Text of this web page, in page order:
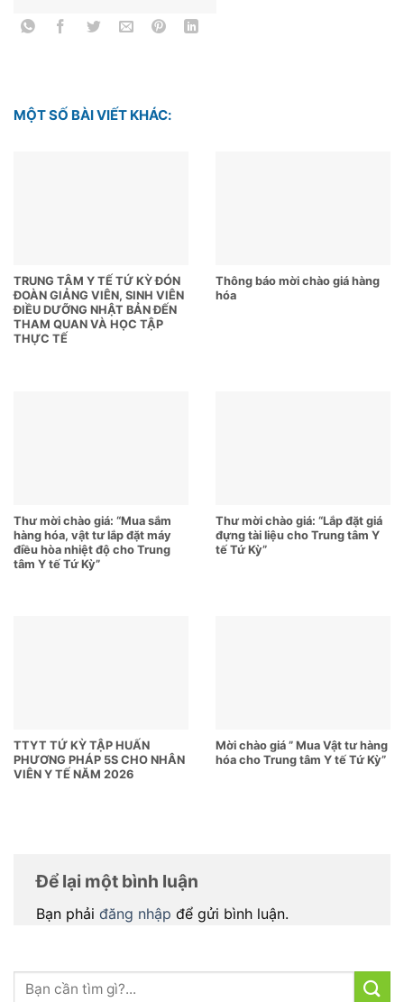
MỘT SỐ BÀI VIẾT KHÁC:
TRUNG TÂM Y TẾ TỨ KỲ ĐÓN
ĐOÀN GIẢNG VIÊN, SINH VIÊN
ĐIỀU DƯỠNG NHẬT BẢN ĐẾN
THAM QUAN VÀ HỌC TẬP
THỰC TẾ
Thông báo mời chào giá hàng
hóa
Thư mời chào giá: “Mua sắm
hàng hóa, vật tư lắp đặt máy
điều hòa nhiệt độ cho Trung
tâm Y tế Tứ Kỳ”
Thư mời chào giá: “Lắp đặt giá
đựng tài liệu cho Trung tâm Y
tế Tứ Kỳ”
TTYT TỨ KỲ TẬP HUẤN
PHƯƠNG PHÁP 5S CHO NHÂN
VIÊN Y TẾ NĂM 2026
Mời chào giá ” Mua Vật tư hàng
hóa cho Trung tâm Y tế Tứ Kỳ”
Để lại một bình luận
Bạn phải đăng nhập để gửi bình luận.